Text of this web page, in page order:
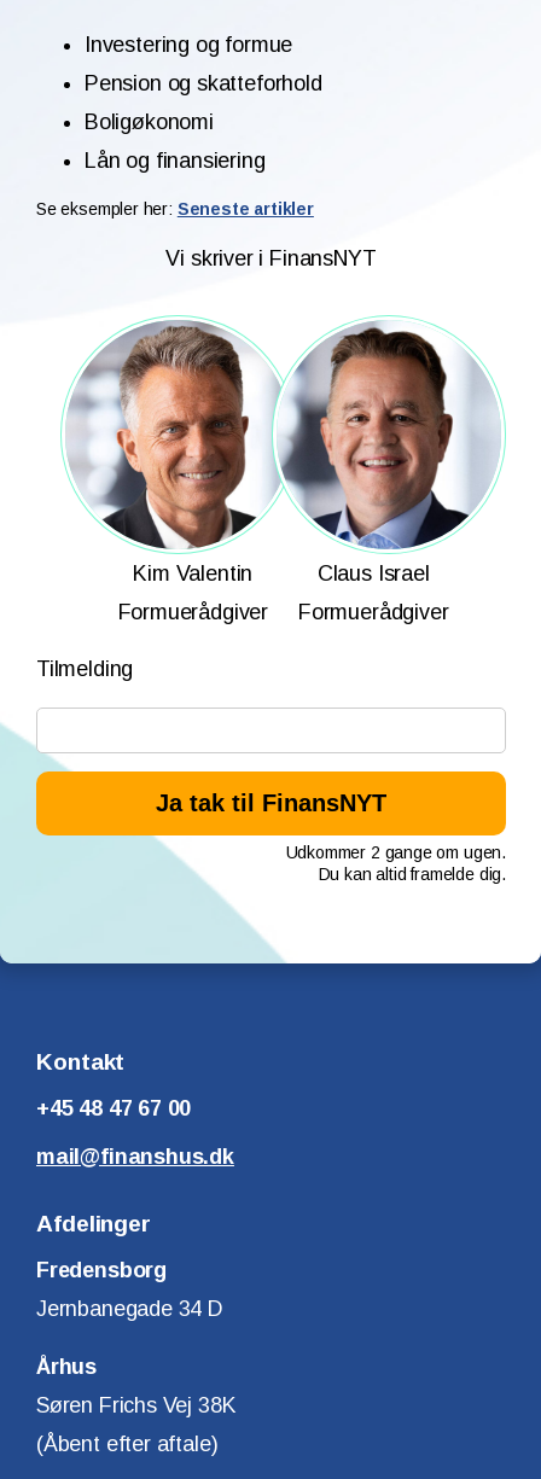
Investering og formue
Pension og skatteforhold
Boligøkonomi
Lån og finansiering
Se eksempler her: Seneste artikler
Vi skriver i FinansNYT
Kim Valentin
Formuerådgiver
Claus Israel
Formuerådgiver
Tilmelding
Udkommer 2 gange om ugen.
Du kan altid framelde dig.
Kontakt
+45 48 47 67 00
mail@finanshus.dk
Afdelinger
Fredensborg
Jernbanegade 34 D
Århus
Søren Frichs Vej 38K
(Åbent efter aftale)